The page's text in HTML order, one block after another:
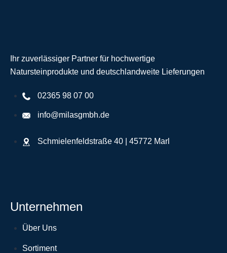
Ihr zuverlässiger Partner für hochwertige
Natursteinprodukte und deutschlandweite Lieferungen
02365 98 07 00
info@milasgmbh.de
Schmielenfeldstraße 40 | 45772 Marl
Unternehmen
Über Uns
Sortiment